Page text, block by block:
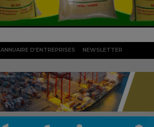
ANNUAIRE D’ENTREPRISES NEWSLETTER